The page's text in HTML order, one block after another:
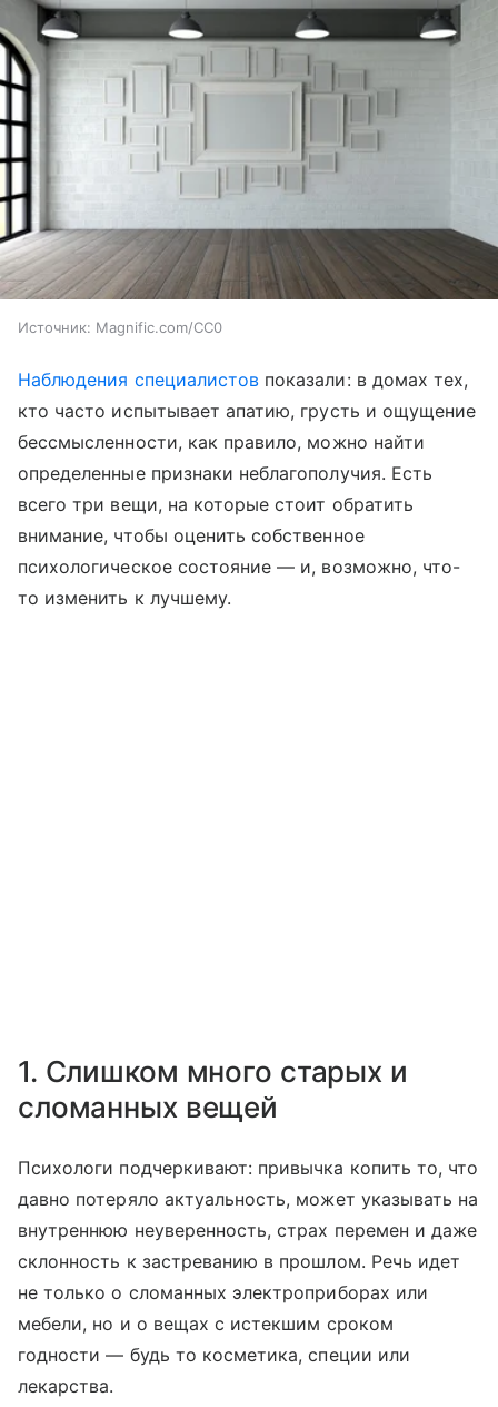
Источник: Magnific.com/CC0
Наблюдения специалистов показали: в домах тех,
кто часто испытывает апатию, грусть и ощущение
бессмысленности, как правило, можно найти
определенные признаки неблагополучия. Есть
всего три вещи, на которые стоит обратить
внимание, чтобы оценить собственное
психологическое состояние — и, возможно, что-
то изменить к лучшему.
1. Слишком много старых и
сломанных вещей
Психологи подчеркивают: привычка копить то, что
давно потеряло актуальность, может указывать на
внутреннюю неуверенность, страх перемен и даже
склонность к застреванию в прошлом. Речь идет
не только о сломанных электроприборах или
мебели, но и о вещах с истекшим сроком
годности — будь то косметика, специи или
лекарства.